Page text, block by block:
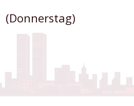
(Donnerstag)
Münster